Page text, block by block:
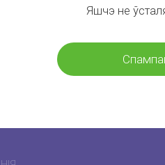
Яшчэ не